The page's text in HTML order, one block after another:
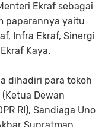
Ekraf sebagai
paparannya yaitu
Infra Ekraf, Sinergi
Kaya.
dihadiri para tokoh
Dewan
RI), Sandiaga Uno